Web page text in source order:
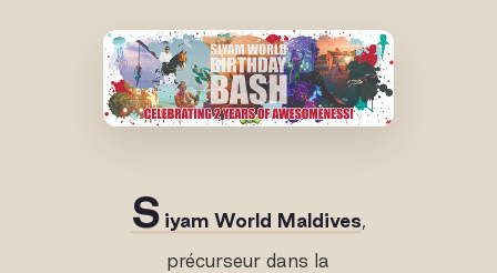
S iyam World Maldives,
précurseur dans la